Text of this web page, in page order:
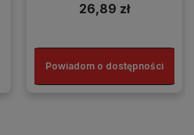
26,89 zł
Powiadom o dostępności